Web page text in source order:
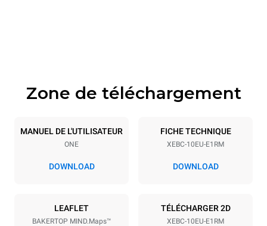
Caractéristiques de la plaque
10 600x400
Espace entre les plaques
Zone de téléchargement
MANUEL DE L'UTILISATEUR
ONE
DOWNLOAD
FICHE TECHNIQUE
XEBC-10EU-E1RM
DOWNLOAD
LEAFLET
BAKERTOP MIND.Maps™
TÉLÉCHARGER 2D
XEBC-10EU-E1RM